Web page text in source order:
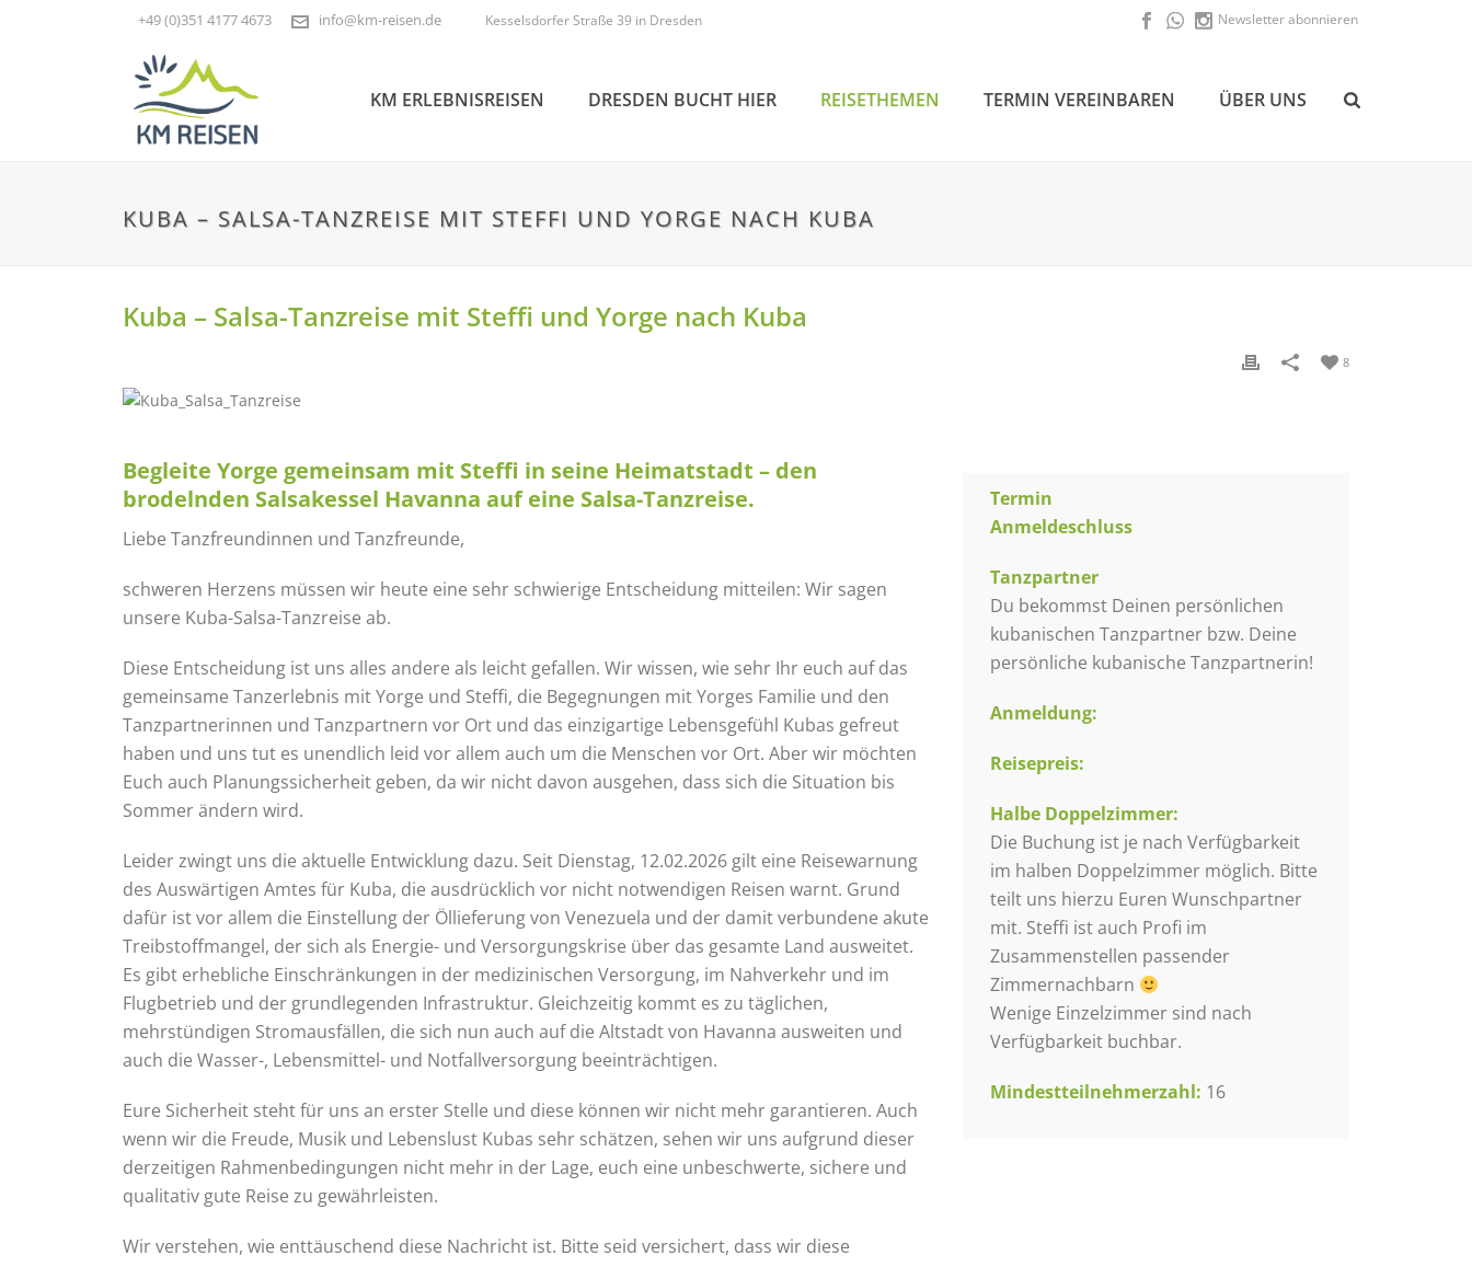
+49 (0)351 4177 4673 info@km-reisen.de Kesselsdorfer Straße 39 in Dresden Newsletter abonnieren
KM ERLEBNISREISEN DRESDEN BUCHT HIER REISETHEMEN TERMIN VEREINBAREN ÜBER UNS
KUBA – SALSA-TANZREISE MIT STEFFI UND YORGE NACH KUBA
Kuba – Salsa-Tanzreise mit Steffi und Yorge nach Kuba
8
Begleite Yorge gemeinsam mit Steffi in seine Heimatstadt – den
brodelnden Salsakessel Havanna auf eine Salsa-Tanzreise.
Liebe Tanzfreundinnen und Tanzfreunde,
schweren Herzens müssen wir heute eine sehr schwierige Entscheidung mitteilen: Wir sagen
unsere Kuba-Salsa-Tanzreise ab.
Diese Entscheidung ist uns alles andere als leicht gefallen. Wir wissen, wie sehr Ihr euch auf das
gemeinsame Tanzerlebnis mit Yorge und Steffi, die Begegnungen mit Yorges Familie und den
Tanzpartnerinnen und Tanzpartnern vor Ort und das einzigartige Lebensgefühl Kubas gefreut
haben und uns tut es unendlich leid vor allem auch um die Menschen vor Ort. Aber wir möchten
Euch auch Planungssicherheit geben, da wir nicht davon ausgehen, dass sich die Situation bis
Sommer ändern wird.
Leider zwingt uns die aktuelle Entwicklung dazu. Seit Dienstag, 12.02.2026 gilt eine Reisewarnung
des Auswärtigen Amtes für Kuba, die ausdrücklich vor nicht notwendigen Reisen warnt. Grund
dafür ist vor allem die Einstellung der Öllieferung von Venezuela und der damit verbundene akute
Treibstoffmangel, der sich als Energie- und Versorgungskrise über das gesamte Land ausweitet.
Es gibt erhebliche Einschränkungen in der medizinischen Versorgung, im Nahverkehr und im
Flugbetrieb und der grundlegenden Infrastruktur. Gleichzeitig kommt es zu täglichen,
mehrstündigen Stromausfällen, die sich nun auch auf die Altstadt von Havanna ausweiten und
auch die Wasser-, Lebensmittel- und Notfallversorgung beeinträchtigen.
Eure Sicherheit steht für uns an erster Stelle und diese können wir nicht mehr garantieren. Auch
wenn wir die Freude, Musik und Lebenslust Kubas sehr schätzen, sehen wir uns aufgrund dieser
derzeitigen Rahmenbedingungen nicht mehr in der Lage, euch eine unbeschwerte, sichere und
qualitativ gute Reise zu gewährleisten.
Wir verstehen, wie enttäuschend diese Nachricht ist. Bitte seid versichert, dass wir diese
Termin
Anmeldeschluss
Tanzpartner
Du bekommst Deinen persönlichen
kubanischen Tanzpartner bzw. Deine
persönliche kubanische Tanzpartnerin!
Anmeldung:
Reisepreis:
Halbe Doppelzimmer:
Die Buchung ist je nach Verfügbarkeit
im halben Doppelzimmer möglich. Bitte
teilt uns hierzu Euren Wunschpartner
mit. Steffi ist auch Profi im
Zusammenstellen passender
Zimmernachbarn
Wenige Einzelzimmer sind nach
Verfügbarkeit buchbar.
Mindestteilnehmerzahl: 16